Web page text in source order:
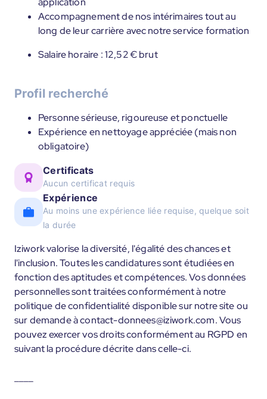
Accompagnement de nos intérimaires tout au
long de leur carrière avec notre service formation
Salaire horaire : 12,52 € brut
Profil recherché
Personne sérieuse, rigoureuse et ponctuelle
Expérience en nettoyage appréciée (mais non
obligatoire)
Certificats
Aucun certificat requis
Expérience
Au moins une expérience liée requise, quelque soit
la durée
Iziwork valorise la diversité, l'égalité des chances et
l'inclusion. Toutes les candidatures sont étudiées en
fonction des aptitudes et compétences. Vos données
personnelles sont traitées conformément à notre
politique de confidentialité disponible sur notre site ou
sur demande à contact-donnees@iziwork.com. Vous
pouvez exercer vos droits conformément au RGPD en
suivant la procédure décrite dans celle-ci.